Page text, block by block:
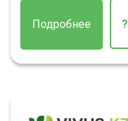
Подробнее ?